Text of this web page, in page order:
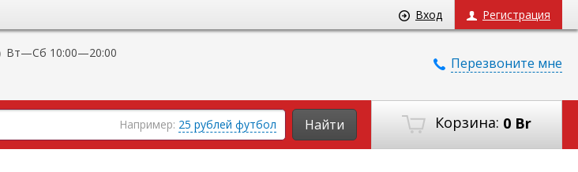
Вход Регистрация
Перезвоните мне
Вт—Сб 10:00—20:00
Корзина: 0 Br
Например: 25 рублей футбол Найти